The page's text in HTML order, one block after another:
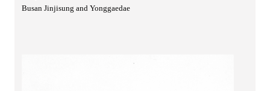
Busan Jinjisung and Yonggaedae